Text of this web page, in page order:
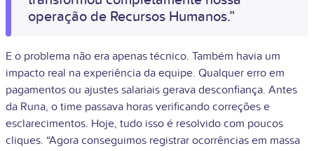
operação de Recursos Humanos.”
E o problema não era apenas técnico. Também havia um
impacto real na experiência da equipe. Qualquer erro em
pagamentos ou ajustes salariais gerava desconfiança. Antes
da Runa, o time passava horas verificando correções e
esclarecimentos. Hoje, tudo isso é resolvido com poucos
cliques. “Agora conseguimos registrar ocorrências em massa